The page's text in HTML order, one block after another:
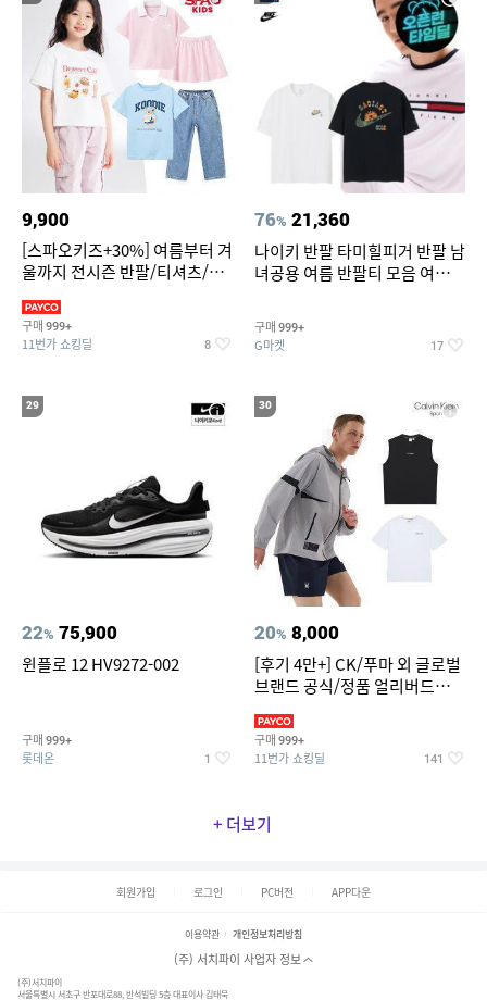
9,900
[스파오키즈+30%] 여름부터 겨
울까지 전시즌 반팔/티셔츠/셋
구매 999+
11번가 쇼킹딜 8
76% 21,360
나이키 반팔 타미힐피거 반팔 남
녀공용 여름 반팔티 모음 여름
구매 999+
G마켓 17
29
22% 75,900
윈플로 12 HV9272-002
구매 999+
롯데온 1
30
20% 8,000
[후기 4만+] CK/푸마 외 글로벌
브랜드 공식/정품 얼리버드
구매 999+
11번가 쇼킹딜 141
+ 더보기
회원가입 로그인 PC버전 APP다운
이용약관 개인정보처리방침
(주) 서치파이 사업자 정보
(주)서치파이
서울특별시 서초구 반포대로88, 반석빌딩 5층 대표이사 김태묵